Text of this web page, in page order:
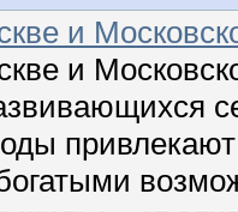
и
и